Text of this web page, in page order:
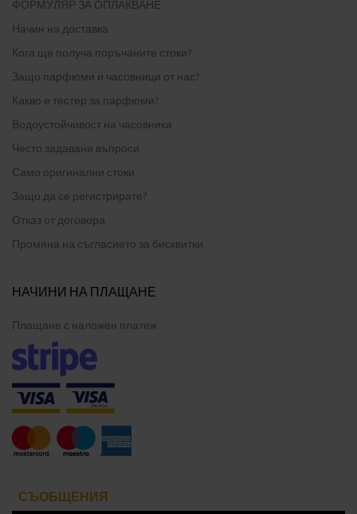
ФОРМУЛЯР ЗА ОПЛАКВАНЕ
Начин на доставка
Кога ще получа поръчаните стоки?
Защо парфюми и часовници от нас?
Какво е тестер за парфюми?
Водоустойчивост на часовника
Често задавани въпроси
Само оригинални стоки
Защо да се регистрирате?
Отказ от договора
Промяна на съгласието за бисквитки
НАЧИНИ НА ПЛАЩАНЕ
Плащане с наложен платеж
СЪОБЩЕНИЯ